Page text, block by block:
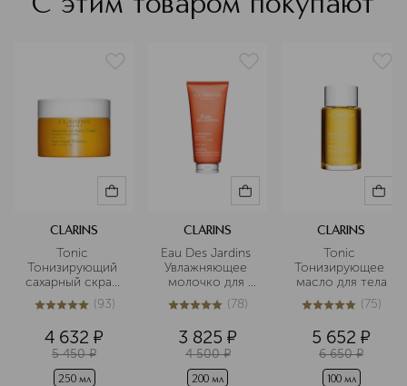
CLARINS
Tonic
Тонизирующий
сахарный скраб
для тела
5из 593 (93)
4 632 ¤
5 450 ¤
250 мл
CLARINS
Eau Des Jardins
Увлажняющее
молочко для
тела
5из 578 (78)
3 825 ¤
4 500 ¤
200 мл
CLARINS
Tonic
Тонизирующее
масло для тела
4.9из575 (75)
5 652 ¤
6 650 ¤
100 мл